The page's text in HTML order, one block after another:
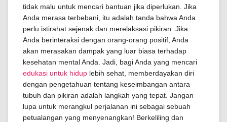
tidak malu untuk mencari bantuan jika diperlukan. Jika
Anda merasa terbebani, itu adalah tanda bahwa Anda
perlu istirahat sejenak dan merelaksasi pikiran. Jika
Anda berinteraksi dengan orang-orang positif, Anda
akan merasakan dampak yang luar biasa terhadap
kesehatan mental Anda. Jadi, bagi Anda yang mencari
edukasi untuk hidup lebih sehat, memberdayakan diri
dengan pengetahuan tentang keseimbangan antara
tubuh dan pikiran adalah langkah yang tepat. Jangan
lupa untuk merangkul perjalanan ini sebagai sebuah
petualangan yang menyenangkan! Berkeliling dan